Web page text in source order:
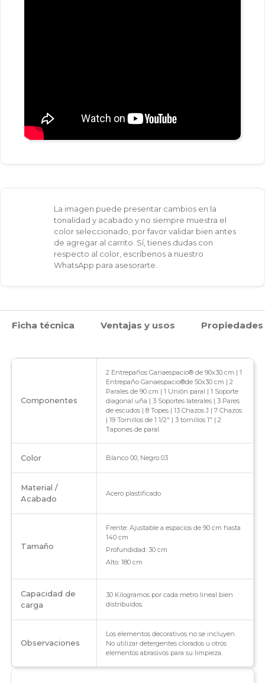
La imagen puede presentar cambios en la
tonalidad y acabado y no siempre muestra el
color seleccionado, por favor validar bien antes
de agregar al carrito. Sí, tienes dudas con
respecto al color, escríbenos a nuestro
WhatsApp para asesorarte.
Ficha técnica Ventajas y usos Propiedades
Componentes
2 Entrepaños Ganaespacio® de 90x30 cm | 1
Entrepaño Ganaespacio®de 50x30 cm | 2
Parales de 90 cm | 1 Unión paral | 1 Soporte
diagonal uña | 3 Soportes laterales | 3 Pares
de escudos | 8 Topes | 13 Chazos J | 7 Chazos
| 19 Tornillos de 1 1/2" | 3 tornillos 1" | 2
Tapones de paral.
Color Blanco 00, Negro 03
Material /
Acabado
Acero plastificado
Tamaño
Frente: Ajustable a espacios de 90 cm hasta
140 cm
Profundidad: 30 cm
Alto: 180 cm
Capacidad de
carga
30 Kilogramos por cada metro lineal bien
distribuidos.
Observaciones
Los elementos decorativos no se incluyen.
No utilizar detergentes clorados u otros
elementos abrasivos para su limpieza.